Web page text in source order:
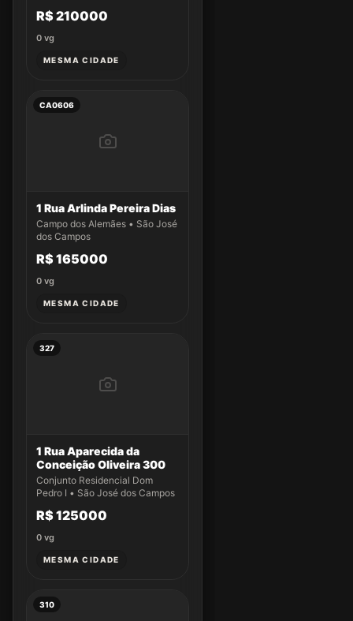
R$ 210000
0 vg
MESMA CIDADE
CA0606
1 Rua Arlinda Pereira Dias
Campo dos Alemães • São José
dos Campos
R$ 165000
0 vg
MESMA CIDADE
327
1 Rua Aparecida da
Conceição Oliveira 300
Conjunto Residencial Dom
Pedro I • São José dos Campos
R$ 125000
0 vg
MESMA CIDADE
310